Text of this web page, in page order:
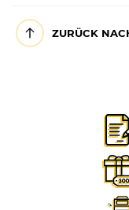
Pfosten
ZURÜCK